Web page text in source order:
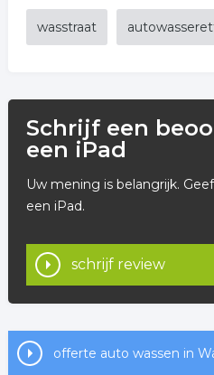
wasstraat
Schrijf een
een iPad
Uw mening is belangrijk.
een iPad.
schrijf review
offerte auto wassen in